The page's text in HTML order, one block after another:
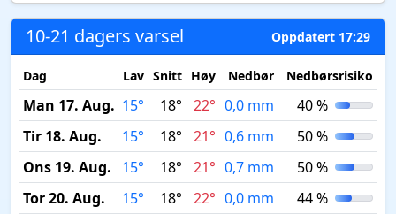
10-21 dagers varsel Oppdatert 17:29
Dag Lav Snitt Høy Nedbør Nedbørsrisiko
Man 17. Aug. 15° 18° 22° 0,0 mm
40 %
Tir 18. Aug.
15° 18° 21° 0,6 mm
50 %
Ons 19. Aug.
15° 18° 21° 0,7 mm
50 %
Tor 20. Aug.
15° 18° 22° 0,0 mm 44 %